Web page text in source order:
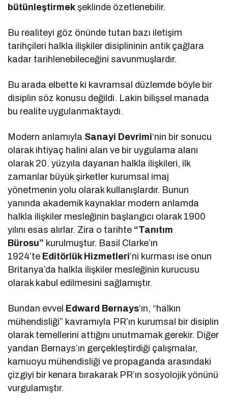
bütünleştirmekşeklinde özetlenebilir.
Bu realiteyi göz önünde tutan bazı iletişim
tarihçileri halkla ilişkiler disiplininin antik çağlara
kadar tarihlenebileceğini savunmuşlardır.
Bu arada elbette ki kavramsal düzlemde böyle bir
disiplin söz konusu değildi. Lakin bilişsel manada
bu realite uygulanmaktaydı.
Modern anlamıyla Sanayi Devrimi‘nin bir sonucu
olarak ihtiyaç halini alan ve bir uygulama alanı
olarak 20. yüzyıla dayanan halkla ilişkileri, ilk
zamanlar büyük şirketler kurumsal imaj
yönetmenin yolu olarak kullanışlardır. Bunun
yanında akademik kaynaklar modern anlamda
halkla ilişkiler mesleğinin başlangıcı olarak 1900
yılını esas alırlar. Zira o tarihte “Tanıtım
Bürosu” kurulmuştur. Basil Clarke’ın
1924’te Editörlük Hizmetleri‘ni kurması ise onun
Britanya’da halkla ilişkiler mesleğinin kurucusu
olarak kabul edilmesini sağlamıştır.
Bundan evvel Edward Bernays‘ın, “halkın
mühendisliği” kavramıyla PR’ın kurumsal bir disiplin
olarak temellerini attığını unutmamak gerekir. Diğer
yandan Bernays’ın gerçekleştirdiği çalışmalar,
kamuoyu mühendisliği ve propaganda arasındaki
çizgiyi bir kenara bırakarak PR’ın sosyolojik yönünü
vurgulamıştır.